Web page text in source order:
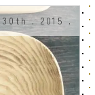
30th . 2015 .